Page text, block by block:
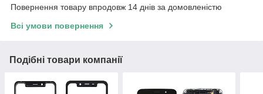
Повернення товару впродовж 14 днів за домовленістю
Всі умови повернення
Подібні товари компанії